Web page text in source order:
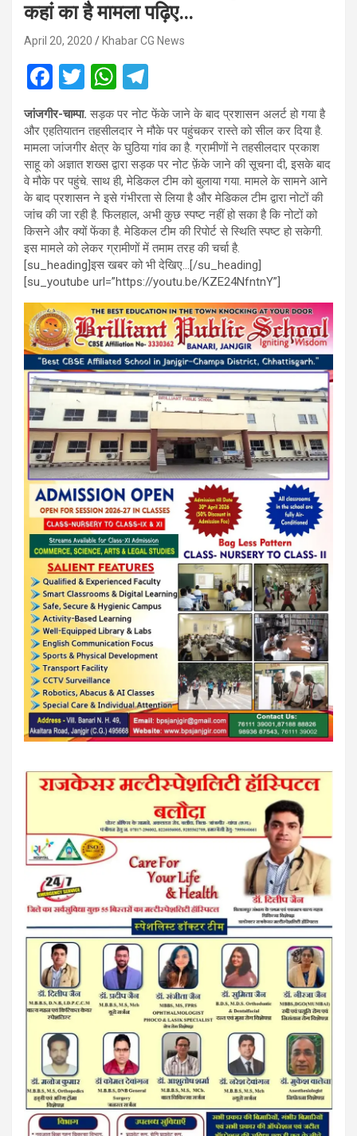
कहां का है मामला पढ़िए…
April 20, 2020 Khabar CG News
F
a
ce
b
o
o
k
T
wi
tt
er
W
h
at
s
A
p
p
el
e
gr
a
m
जांजगीर-चाम्पा. सड़क पर नोट फेंके जाने के बाद प्रशासन अलर्ट हो गया है
और एहतियातन तहसीलदार ने मौके पर पहुंचकर रास्ते को सील कर दिया है.
मामला जांजगीर क्षेत्र के घुठिया गांव का है. ग्रामीणों ने तहसीलदार प्रकाश
साहू को अज्ञात शख्स द्वारा सड़क पर नोट फ़ेंके जाने की सूचना दी, इसके बाद
वे मौके पर पहुंचे. साथ ही, मेडिकल टीम को बुलाया गया. मामले के सामने आने
के बाद प्रशासन ने इसे गंभीरता से लिया है और मेडिकल टीम द्वारा नोटों की
जांच की जा रही है. फिलहाल, अभी कुछ स्पष्ट नहीं हो सका है कि नोटों को
किसने और क्यों फेंका है. मेडिकल टीम की रिपोर्ट से स्थिति स्पष्ट हो सकेगी.
इस मामले को लेकर ग्रामीणों में तमाम तरह की चर्चा है.
[su_heading]इस खबर को भी देखिए…[/su_heading]
[su_youtube url=”https://youtu.be/KZE24NfntnY”]